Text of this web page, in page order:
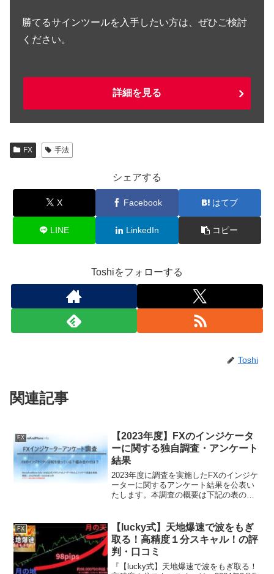
勝てるサインツールを入手したい方は、ぜひご検討
ください。
詳細を見る
FX 手法
シェアする
X Facebook はてブ
LINE LinkedIn コピー
Toshiをフォローする
Toshi
関連記事
FX
【2023年度】FXのインジケータ
ーに関する独自調査・アンケート
結果
2023年度に調査を実施したFXのインジケ
ーターに関するアンケート結果を公表い
たします。本調査の概要は下記の表の通
アカウントユーザー700名調査内容...
FX
【lucky式】天地爆速で波をもぎ
取る！高精度１分スキャル！の評
判・口コミ
『【lucky式】天地爆速で波をもぎ取る！